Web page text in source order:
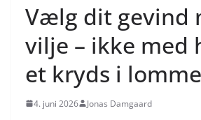
Vælg dit gevind
vilje – ikke med
et kryds i
4. juni 2026 Jonas Damgaard